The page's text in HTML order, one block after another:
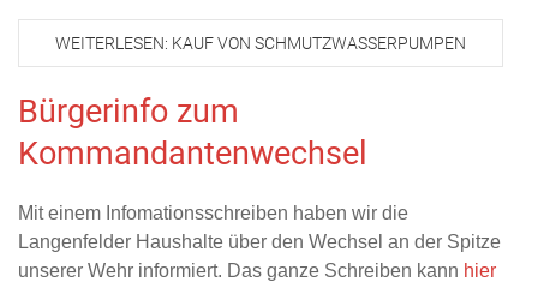
WEITERLESEN: KAUF VON SCHMUTZWASSERPUMPEN
Bürgerinfo zum
Kommandantenwechsel
Mit einem Infomationsschreiben haben wir die
Langenfelder Haushalte über den Wechsel an der Spitze
unserer Wehr informiert. Das ganze Schreiben kann hier